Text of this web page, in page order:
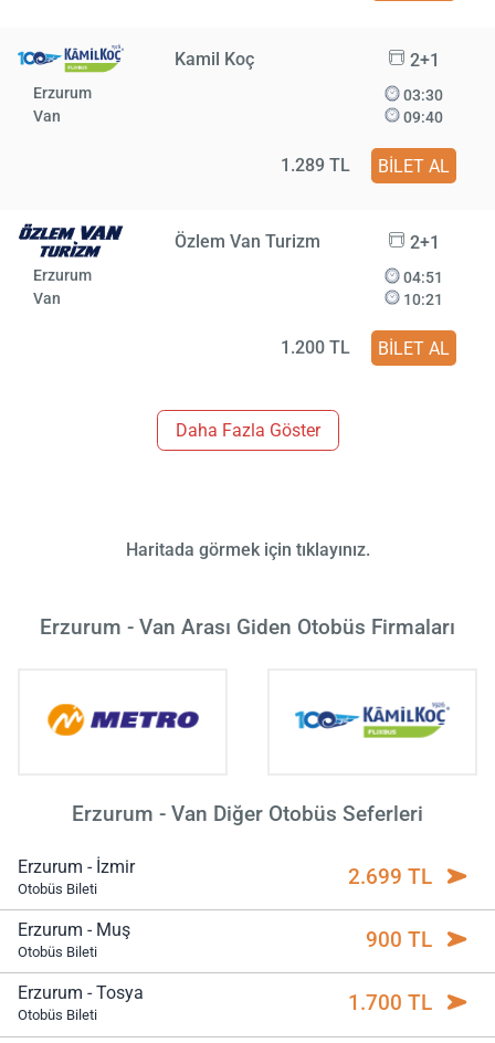
Kamil Koç 2+1
Erzurum
Van
03:30
09:40
1.289 TL BİLET AL
Özlem Van Turizm 2+1
Erzurum
Van
04:51
10:21
1.200 TL BİLET AL
Daha Fazla Göster
Haritada görmek için tıklayınız.
Erzurum - Van Arası Giden Otobüs Firmaları
Erzurum - Van Diğer Otobüs Seferleri
Erzurum - İzmir
Otobüs Bileti 2.699 TL
Erzurum - Muş
Otobüs Bileti 900 TL
Erzurum - Tosya
Otobüs Bileti 1.700 TL